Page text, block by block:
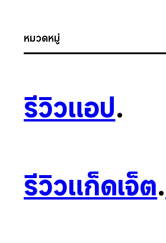
หมวดหมู่
รีวิวแอป.
รีวิวแก็ดเจ็ต.